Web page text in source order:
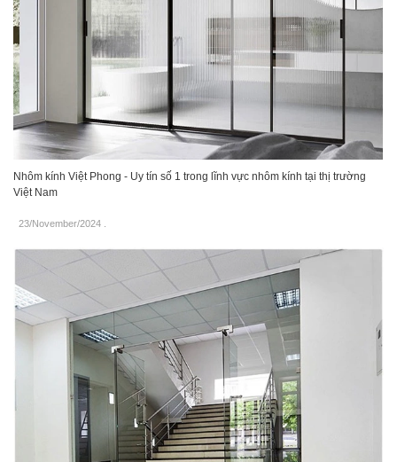
Nhôm kính Việt Phong - Uy tín số 1 trong lĩnh vực nhôm kính tại thị trường
Việt Nam
23/November/2024